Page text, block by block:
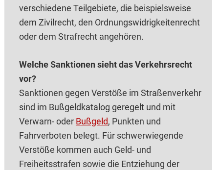
verschiedene Teilgebiete, die beispielsweise
dem Zivilrecht, den Ordnungswidrigkeitenrecht
oder dem Strafrecht angehören.
Welche Sanktionen sieht das Verkehrsrecht
vor?
Sanktionen gegen Verstöße im Straßenverkehr
sind im Bußgeldkatalog geregelt und mit
Verwarn- oder Bußgeld, Punkten und
Fahrverboten belegt. Für schwerwiegende
Verstöße kommen auch Geld- und
Freiheitsstrafen sowie die Entziehung der